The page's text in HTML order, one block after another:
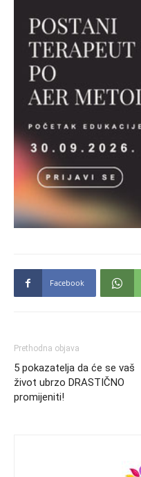
Facebook
Prethodna objava
5 pokazatelja da će se vaš
život ubrzo DRASTIČNO
promijeniti!